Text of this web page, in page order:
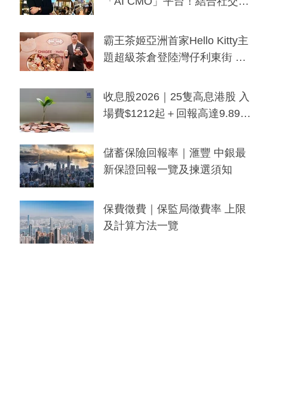
分鐘生成「貼地」宣傳短片
霸王茶姬亞洲首家Hello Kitty主
題超級茶倉登陸灣仔利東街 推
y及香港限定特調系列
收息股2026｜25隻高息港股 入
場費$1212起＋回報高達9.89
儲蓄保險回報率｜滙豐 中銀最
新保證回報一覽及揀選須知
保費徵費｜保監局徵費率 上限
及計算方法一覽